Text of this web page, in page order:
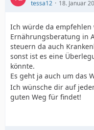
tessa12 18. Januar
Ich würde da
Ernährungsberatung in
steuern da auch
sonst ist es eine
könnte.
Es geht ja auch um das
Ich wünsche dir auf
guten Weg für findet!